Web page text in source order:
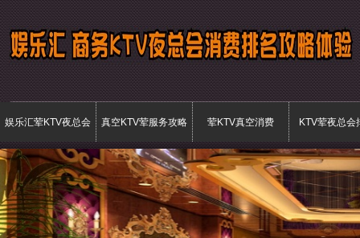
娱乐汇荤KTV夜总会 真空KTV荤服务攻略 荤KTV真空消费 KTV荤夜总会